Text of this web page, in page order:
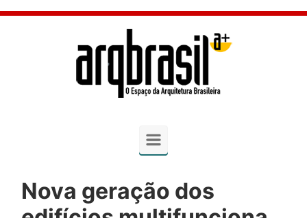
Skip to main content
Nova geração dos